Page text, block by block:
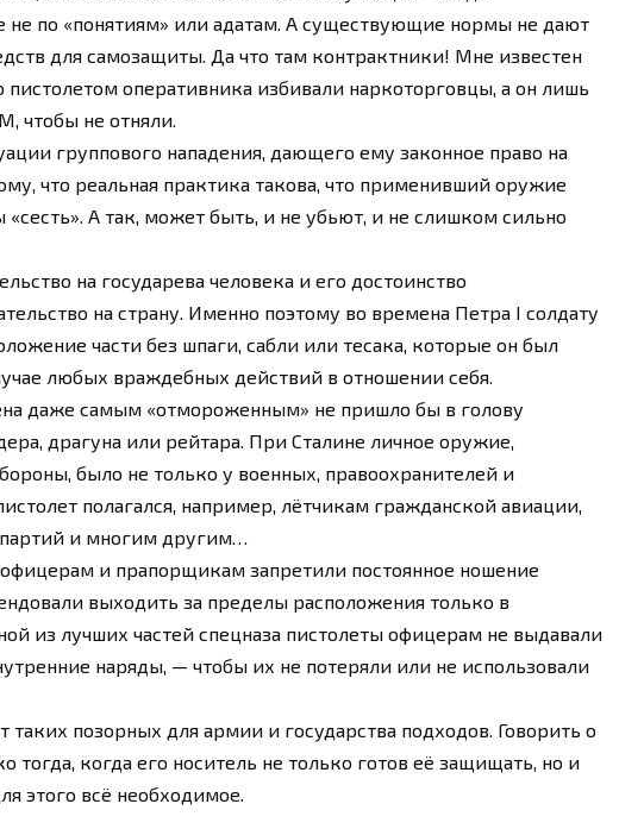
по «понятиям» или адатам. А существующие нормы не дают
для самозащиты. Да что там контрактники! Мне известен
пистолетом оперативника избивали наркоторговцы, а он лишь
чтобы не отняли.
группового нападения, дающего ему законное право на
что реальная практика такова, что применивший оружие
А так, может быть, и не убьют, и не слишком сильно
на государева человека и его достоинство
на страну. Именно поэтому во времена Петра I солдату
части без шпаги, сабли или тесака, которые он был
любых враждебных действий в отношении себя.
даже самым «отмороженным» не пришло бы в голову
драгуна или рейтара. При Сталине личное оружие,
было не только у военных, правоохранителей и
полагался, например, лётчикам гражданской авиации,
и многим другим…
и прапорщикам запретили постоянное ношение
выходить за пределы расположения только в
из лучших частей спецназа пистолеты офицерам не выдавали
наряды, — чтобы их не потеряли или не использовали
таких позорных для армии и государства подходов. Говорить о
тогда, когда его носитель не только готов её защищать, но и
этого всё необходимое.